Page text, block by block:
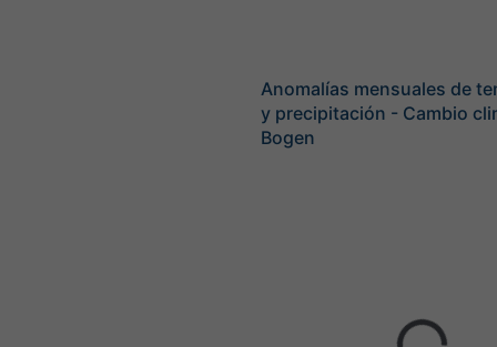
Anomalías mensuales de
y precipitación - Cambio
Bogen